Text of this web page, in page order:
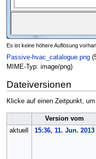
Es ist keine höhere Auflösung
Passive-hvac_catalogue.png
MIME-Typ: image/png)
Dateiversionen
Klicke auf einen Zeitpunkt,
Version vom
aktuell
15:36, 11. Jun. 2013